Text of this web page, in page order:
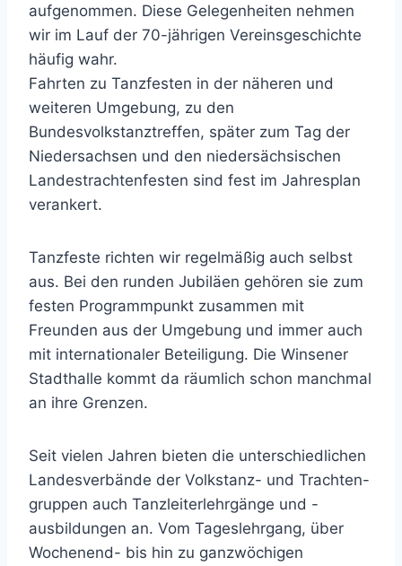
aufgenommen. Diese Gelegenheiten nehmen
wir im Lauf der 70-jährigen Vereinsgeschichte
häufig wahr.
Fahrten zu Tanzfesten in der näheren und
weiteren Umgebung, zu den
Bundesvolkstanztreffen, später zum Tag der
Niedersachsen und den niedersächsischen
Landestrachtenfesten sind fest im Jahresplan
verankert.
Tanzfeste richten wir regelmäßig auch selbst
aus. Bei den runden Jubiläen gehören sie zum
festen Programmpunkt zusammen mit
Freunden aus der Umgebung und immer auch
mit internationaler Beteiligung. Die Winsener
Stadthalle kommt da räumlich schon manchmal
an ihre Grenzen.
Seit vielen Jahren bieten die unterschiedlichen
Landesverbände der Volkstanz- und Trachten-
gruppen auch Tanzleiterlehrgänge und -
ausbildungen an. Vom Tageslehrgang, über
Wochenend- bis hin zu ganzwöchigen